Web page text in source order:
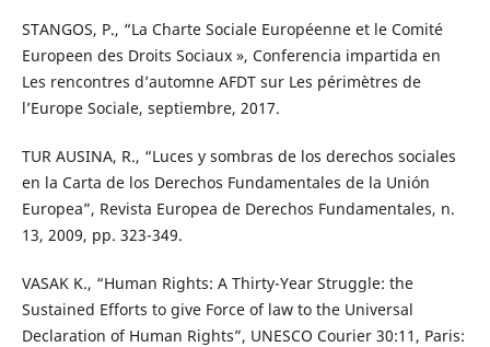
STANGOS, P., “La Charte Sociale Européenne et le Comité
Europeen des Droits Sociaux », Conferencia impartida en
Les rencontres d’automne AFDT sur Les périmètres de
l’Europe Sociale, septiembre, 2017.
TUR AUSINA, R., “Luces y sombras de los derechos sociales
en la Carta de los Derechos Fundamentales de la Unión
Europea”, Revista Europea de Derechos Fundamentales, n.
13, 2009, pp. 323-349.
VASAK K., “Human Rights: A Thirty-Year Struggle: the
Sustained Efforts to give Force of law to the Universal
Declaration of Human Rights”, UNESCO Courier 30:11, Paris: